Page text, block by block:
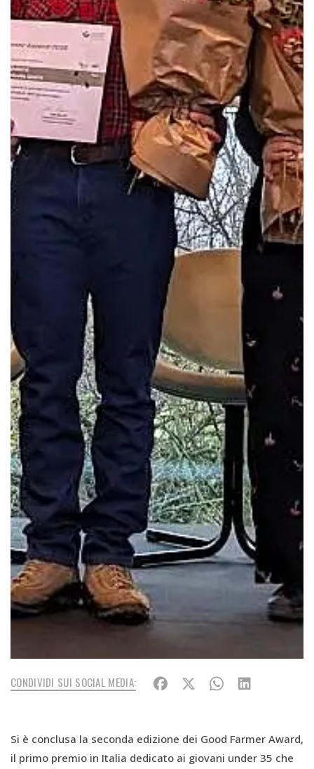
CONDIVIDI SUI SOCIAL MEDIA:
Si è conclusa la seconda edizione dei Good Farmer Award,
il primo premio in Italia dedicato ai giovani under 35 che